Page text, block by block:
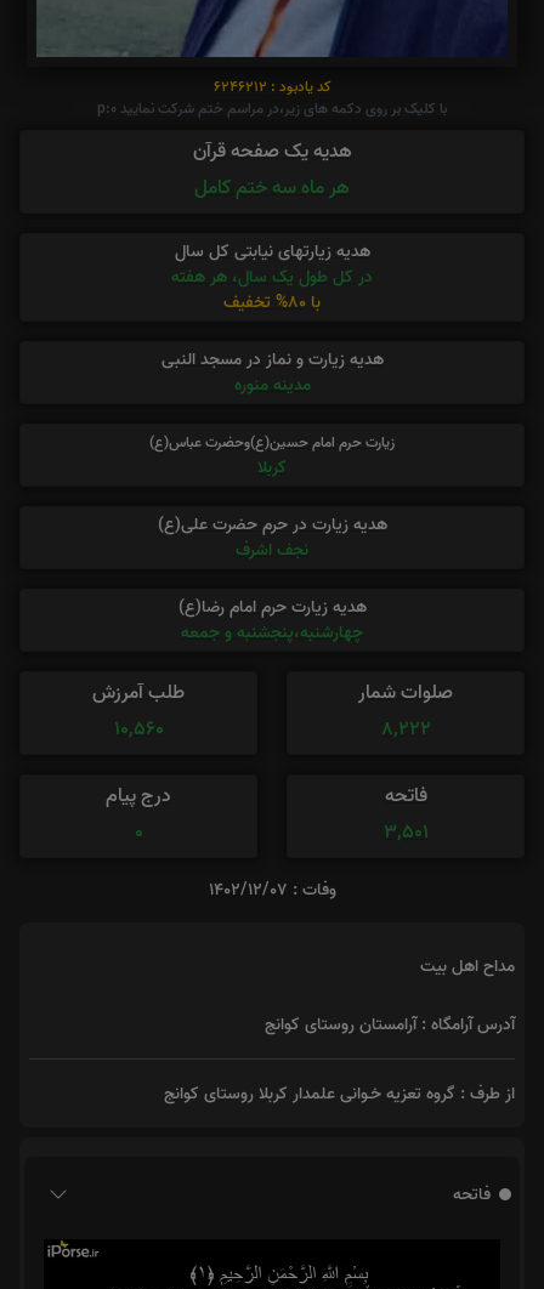
کد یادبود : 6246212
با کلیک بر روی دکمه های زیر،در مراسم ختم شرکت نمایید p:0
هدیه یک صفحه قرآن
هر ماه سه ختم کامل
هدیه زیارتهای نیابتی کل سال
در کل طول یک سال، هر هفته
با 80% تخفیف
هدیه زیارت و نماز در مسجد النبی
مدینه منوره
زیارت حرم امام حسین(ع)وحضرت عباس(ع)
کربلا
هدیه زیارت در حرم حضرت علی(ع)
نجف اشرف
هدیه زیارت حرم امام رضا(ع)
چهارشنبه،پنجشنبه و جمعه
صلوات شمار
8,222
طلب آمرزش
10,560
فاتحه
3,501
درج پیام
0
وفات : 1402/12/07
مداح اهل بیت
آدرس آرامگاه : آرامستان روستای کوانج
از طرف : گروه تعزیه خـوانی علمدار کربلا روستای کوانج
فاتحه